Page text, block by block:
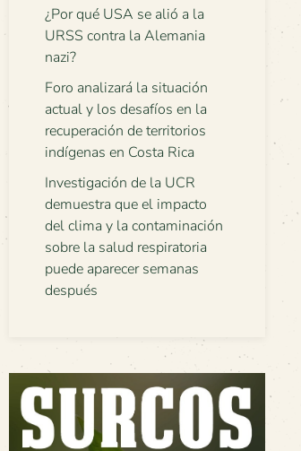
¿Por qué USA se alió a la
URSS contra la Alemania
nazi?
Foro analizará la situación
actual y los desafíos en la
recuperación de territorios
indígenas en Costa Rica
Investigación de la UCR
demuestra que el impacto
del clima y la contaminación
sobre la salud respiratoria
puede aparecer semanas
después